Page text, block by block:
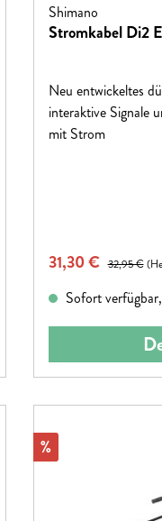
Shimano
Stromkabel Di2
Neu entwickeltes
interaktive Signale
mit Strom
Verkaufspreis:
31,30 € Regulärer
32,95 €
Sofort
Rabatt
%